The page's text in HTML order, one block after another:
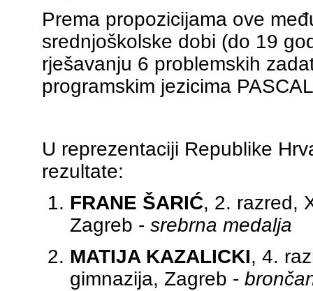
Prema propozicijama ove
srednjoškolske dobi (do 19
rješavanju 6 problemskih
programskim jezicima
U reprezentaciji Republike
rezultate:
FRANE ŠARIĆ, 2. razred,
Zagreb - srebrna medalja
MATIJA KAZALICKI, 4.
gimnazija, Zagreb -